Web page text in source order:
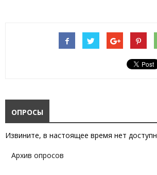
ОПРОСЫ
Извините, в настоящее время нет
Архив опросов